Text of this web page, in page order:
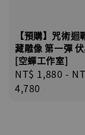
【預購】咒術迴
藏雕像 第一彈
[空蟬工作室]
Regular
price
NT$ 1,880 -
4,780